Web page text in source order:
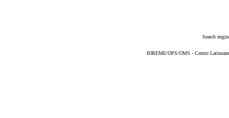
Search
BIREME/OPS/OMS - Centro